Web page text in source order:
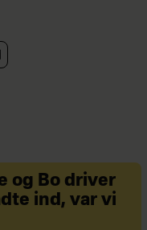
og Bo driver
ind, var vi